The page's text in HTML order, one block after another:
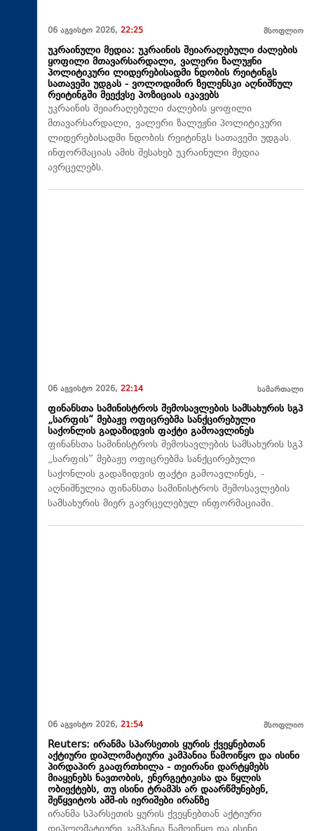
06 აგვისტო 2026, 22:25 მსოფლიო
უკრაინული მედია: უკრაინის შეიარაღებული ძალების
ყოფილი მთავარსარდალი, ვალერი ზალუჟნი
პოლიტიკური ლიდერებისადმი ნდობის რეიტინგს
სათავეში უდგას - ვოლოდიმირ ზელენსკი აღნიშნულ
რეიტინგში მეექვსე პოზიციას იკავებს
უკრაინის შეიარაღებული ძალების ყოფილი
მთავარსარდალი, ვალერი ზალუჟნი პოლიტიკური
ლიდერებისადმი ნდობის რეიტინგს სათავეში უდგას.
ინფორმაციას ამის შესახებ უკრაინული მედია
ავრცელებს.
06 აგვისტო 2026, 22:14 სამართალი
ფინანსთა სამინისტროს შემოსავლების სამსახურის სგპ
„სარფის“ მებაჟე ოფიცრებმა სანქცირებული
საქონლის გადაზიდვის ფაქტი გამოავლინეს
ფინანსთა სამინისტროს შემოსავლების სამსახურის სგპ
„სარფის“ მებაჟე ოფიცრებმა სანქცირებული
საქონლის გადაზიდვის ფაქტი გამოავლინეს, -
აღნიშნულია ფინანსთა სამინისტროს შემოსავლების
სამსახურის მიერ გავრცელებულ ინფორმაციაში.
06 აგვისტო 2026, 21:54 მსოფლიო
Reuters: ირანმა სპარსეთის ყურის ქვეყნებთან
აქტიური დიპლომატიური კამპანია წამოიწყო და ისინი
პირდაპირ გააფრთხილა - თეირანი დარტყმებს
მიაყენებს ნავთობის, ენერგეტიკისა და წყლის
ობიექტებს, თუ ისინი ტრამპს არ დაარწმუნებენ,
შეწყვიტოს აშშ-ის იერიშები ირანზე
ირანმა სპარსეთის ყურის ქვეყნებთან აქტიური